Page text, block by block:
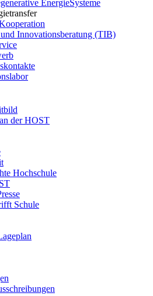
EnergieSysteme
Innovationsberatung (TIB)
der HOST
Hochschule
Schule